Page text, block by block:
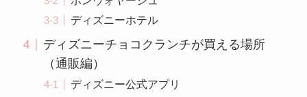
ディズニーホテル
ディズニーチョコクランチが買える場所
（通販編）
ディズニー公式アプリ